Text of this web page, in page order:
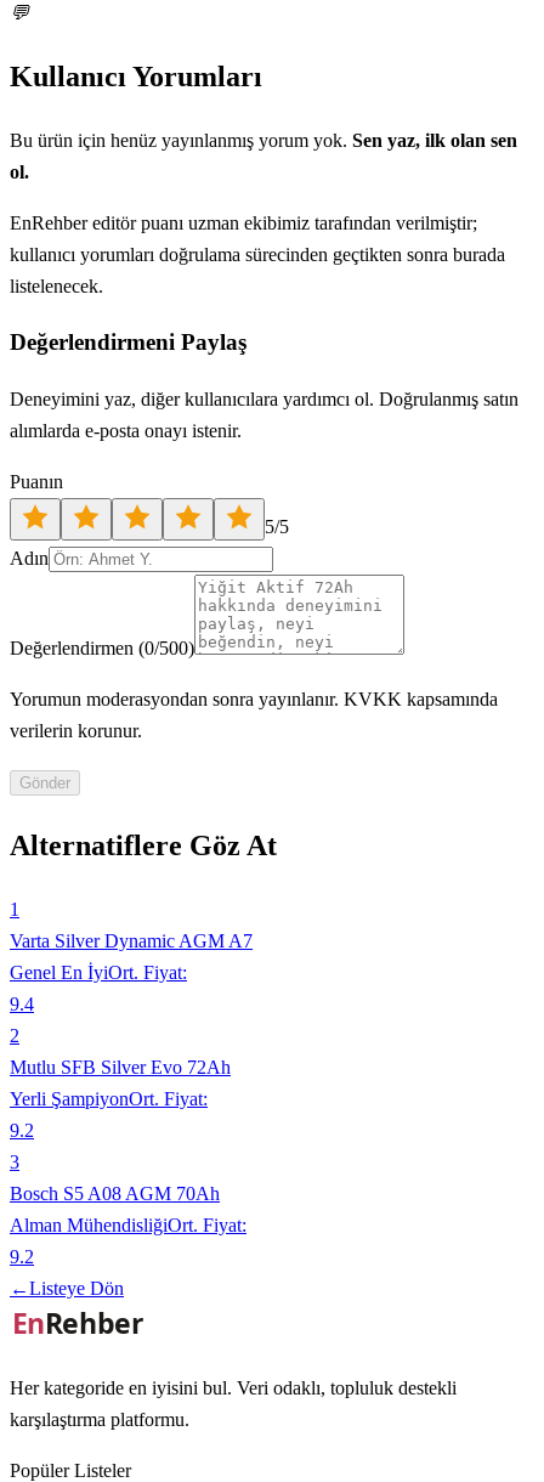
💬
Kullanıcı Yorumları
Bu ürün için henüz yayınlanmış yorum yok. Sen yaz, ilk olan sen
ol.
EnRehber editör puanı uzman ekibimiz tarafından verilmiştir;
kullanıcı yorumları doğrulama sürecinden geçtikten sonra burada
listelenecek.
Değerlendirmeni Paylaş
Deneyimini yaz, diğer kullanıcılara yardımcı ol. Doğrulanmış satın
alımlarda e-posta onayı istenir.
Puanın
5/5
Adın
Değerlendirmen (0/500)
Yorumun moderasyondan sonra yayınlanır. KVKK kapsamında
verilerin korunur.
Gönder
Alternatiflere Göz At
1
Varta Silver Dynamic AGM A7
Genel En İyiOrt. Fiyat:
9.4
2
Mutlu SFB Silver Evo 72Ah
Yerli ŞampiyonOrt. Fiyat:
9.2
3
Bosch S5 A08 AGM 70Ah
Alman MühendisliğiOrt. Fiyat:
9.2
←Listeye Dön
Her kategoride en iyisini bul. Veri odaklı, topluluk destekli
karşılaştırma platformu.
Popüler Listeler